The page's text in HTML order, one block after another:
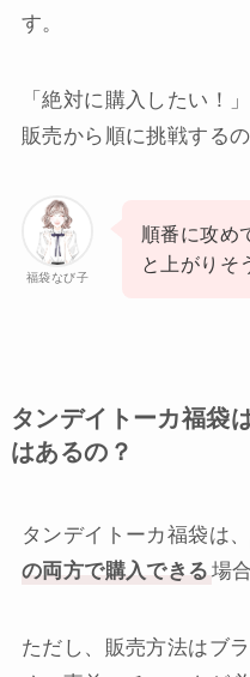
す。
「絶対に購入したい！
販売から順に挑戦する
福袋なび子
順番に攻め
と上がりそ
タンデイトーカ福袋
はあるの？
タンデイトーカ福袋は、
の両方で購入できる 場
ただし、販売方法はブ